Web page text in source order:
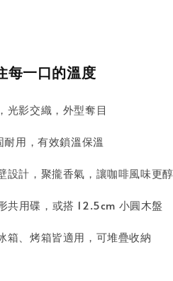
每一口的溫度
光影交織，外型奪目
用，有效鎖溫保溫
設計，聚攏香氣，讓咖啡風味更
共用碟，或搭 12.5cm 小圓木盤
箱、烤箱皆適用，可堆疊收納